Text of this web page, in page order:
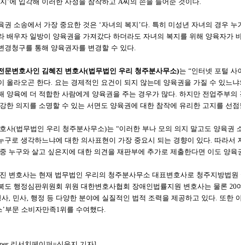
’에 입각해 이러한 사정을 참작하고 A씨의 손을 들어준 것이다.
권 소송에서 가장 중요한 것은 ‘자녀의 복지’다. 특히 미성년 자녀의 경우
배우자 일방이 양육권을 가져갔다 하더라도 자녀의 복지를 위해 양육자가
경청구를 통해 양육권자를 변경할 수 있다.
문변호사인 김혜진 변호사(법무법인 우리 청주분사무소)는 “인터넷 포털 사
올라오곤 한다. 요는 경제적인 요건이 되지 않는데 양육권을 가질 수 있느
양육에 더 적합한 사람에게 양육권을 주는 경우가 많다. 하지만 전업주부
한 의지를 소명할 수 있는 서면도 양육권에 대한 참작에 유리한 고지를 선
사(법무법인 우리 청주분사무소)는 “이러한 부나 모의 의지 말고도 양육권
구로 생각하느냐에 대한 의사표현이 가장 중요시 되는 경향이 있다. 따라서
누구와 살고 싶은지에 대한 의견을 재판부에 추가로 제출한다면 이도 양
변호사는 현재 법무법인 우리의 청주분사무소 대표변호사로 청주지방법
도 행정심판위원회 위원 대한변호사협회 장애인법률지원 변호사는 물론
, 민사, 행정 등 다양한 분야에 실질적인 법적 조력을 제공하고 있다. 또한
’부문 소비자만족1위를 수여했다.